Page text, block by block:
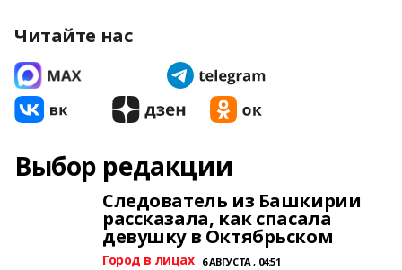
Читайте нас
Выбор редакции
Следователь из Башкирии
рассказала, как спасала
девушку в Октябрьском
Город в лицах 6 АВГУСТА , 04:51